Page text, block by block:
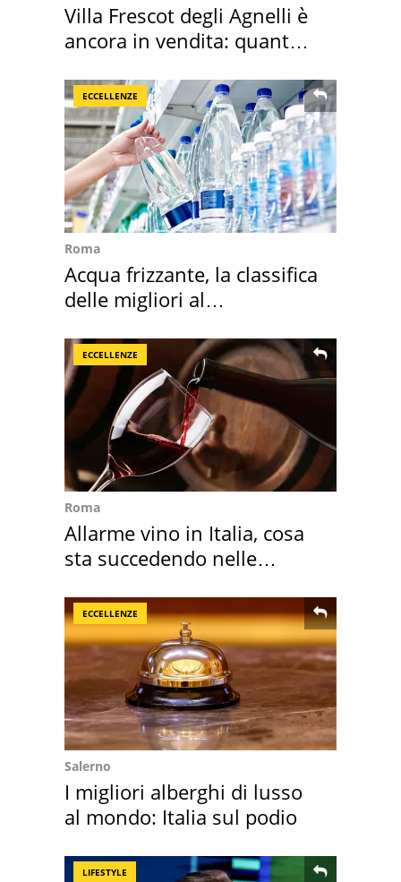
Villa Frescot degli Agnelli è
ancora in vendita: quanto
ECCELLENZE
Roma
Acqua frizzante, la classifica
delle migliori al
ECCELLENZE
Roma
Allarme vino in Italia, cosa
sta succedendo nelle
ECCELLENZE
Salerno
I migliori alberghi di lusso
al mondo: Italia sul podio
LIFESTYLE